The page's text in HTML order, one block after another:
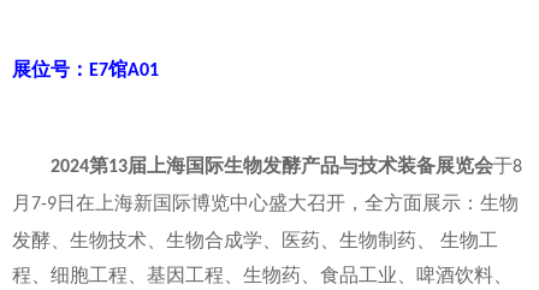
展位号： E7馆A01
2024第13届上海国际生物发酵产品与技术装备展览会于8
月 7-9日在上海新国际博览中心盛大召开，全方面展示：生物
发酵、生物技术、生物合成学、医药、生物制药、 生物工
程、细胞工程、基因工程、生物药、食品工业、啤酒饮料、